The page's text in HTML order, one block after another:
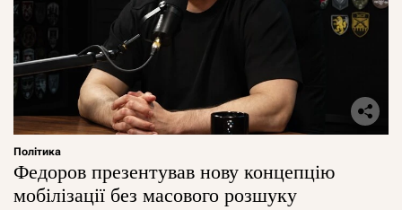
Політика
Федоров презентував нову концепцію
мобілізації без масового розшуку